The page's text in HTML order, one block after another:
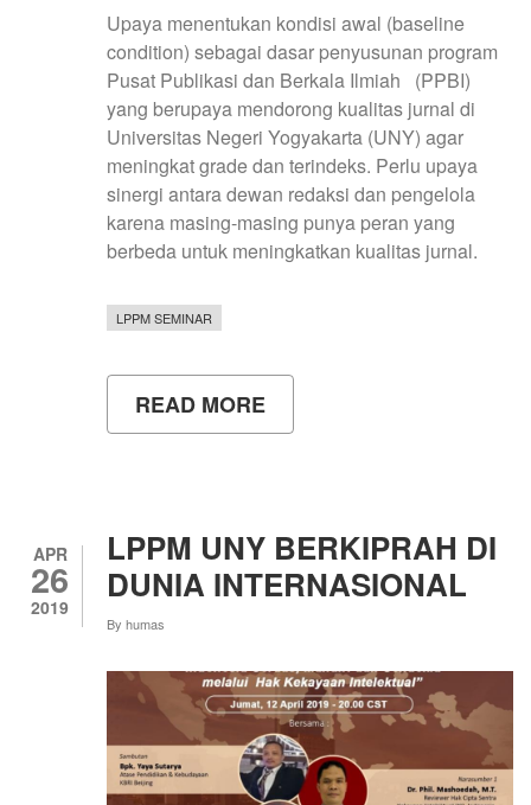
Upaya menentukan kondisi awal (baseline
condition) sebagai dasar penyusunan program
Pusat Publikasi dan Berkala Ilmiah (PPBI)
yang berupaya mendorong kualitas jurnal di
Universitas Negeri Yogyakarta (UNY) agar
meningkat grade dan terindeks. Perlu upaya
sinergi antara dewan redaksi dan pengelola
karena masing-masing punya peran yang
berbeda untuk meningkatkan kualitas jurnal.
LPPM SEMINAR
READ MORE
KESIAPAN
UNY
MENUJU
BEREPUTASI
INTERNASIONAL
APR
26
2019
LPPM UNY BERKIPRAH DI
DUNIA INTERNASIONAL
By humas